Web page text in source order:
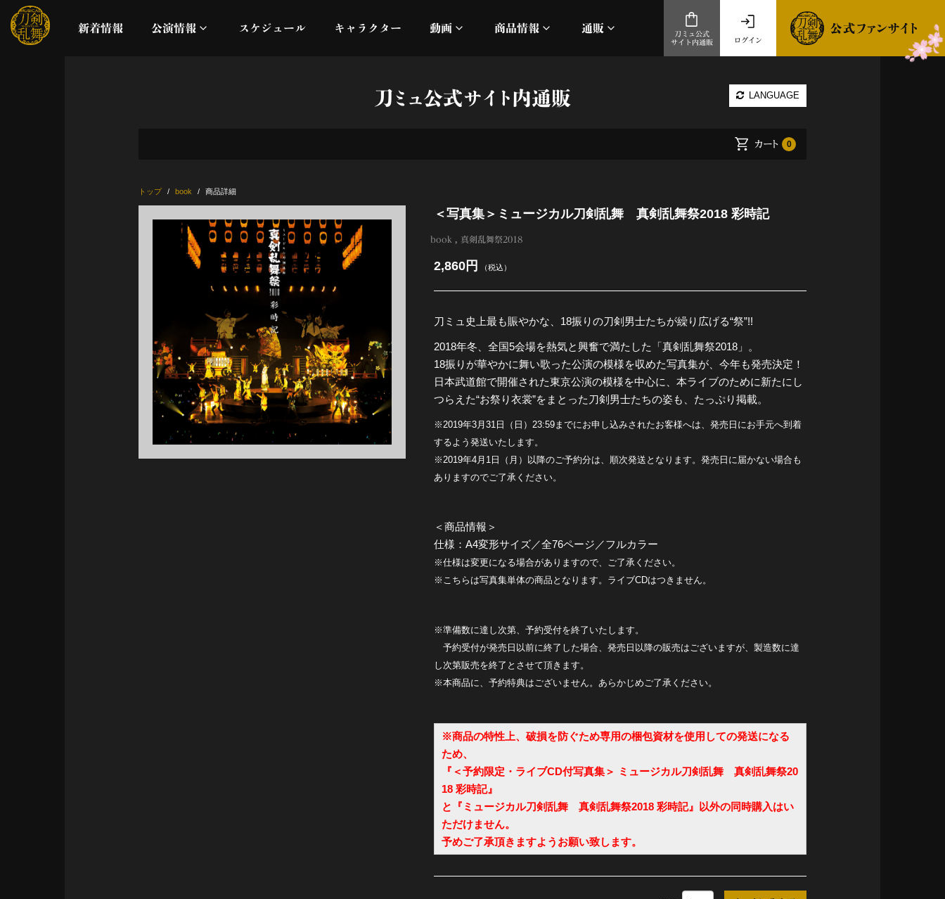
新着情報 公演情報
配信
ライブビューイング
スケジュール キャラクター 動画
オフィシャルムービー
商品情報
加州清光 単騎出陣 極
静かなる夜半の寝ざめ
全公演グッズ
ディスコグラフィー
通販
ログイン
刀ミュ公式
サイト内通販
刀ミュ公式サイト内通販 LANGUAGE
カート 0
トップ book 商品詳細
＜写真集＞ミュージカル刀剣乱舞 真剣乱舞祭2018 彩時記
book 真剣乱舞祭2018
2,860円 （税込）
刀ミュ史上最も賑やかな、18振りの刀剣男士たちが繰り広げる“祭”!!
2018年冬、全国5会場を熱気と興奮で満たした「真剣乱舞祭2018」。
18振りが華やかに舞い歌った公演の模様を収めた写真集が、今年も発売決定！
日本武道館で開催された東京公演の模様を中心に、本ライブのために新たにし
つらえた“お祭り衣裳”をまとった刀剣男士たちの姿も、たっぷり掲載。
※2019年3月31日（日）23:59までにお申し込みされたお客様へは、発売日にお手元へ到着
するよう発送いたします。
※2019年4月1日（月）以降のご予約分は、順次発送となります。発売日に届かない場合も
ありますのでご了承ください。
＜商品情報＞
仕様：A4変形サイズ／全76ページ／フルカラー
※仕様は変更になる場合がありますので、ご了承ください。
※こちらは写真集単体の商品となります。ライブCDはつきません。
※準備数に達し次第、予約受付を終了いたします。
予約受付が発売日以前に終了した場合、発売日以降の販売はございますが、製造数に達
し次第販売を終了とさせて頂きます。
※本商品に、予約特典はございません。あらかじめご了承ください。
※商品の特性上、破損を防ぐため専用の梱包資材を使用しての発送になる
ため、
『＜予約限定・ライブCD付写真集＞ ミュージカル刀剣乱舞 真剣乱舞祭20
18 彩時記』
と『ミュージカル刀剣乱舞 真剣乱舞祭2018 彩時記』以外の同時購入はい
ただけません。
予めご了承頂きますようお願い致します。